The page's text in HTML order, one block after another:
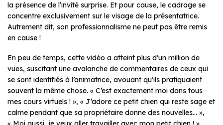
la présence de l’invité surprise. Et pour cause, le cadrage se
concentre exclusivement sur le visage de la présentatrice.
Autrement dit, son professionnalisme ne peut pas être remis
en cause !
En peu de temps, cette vidéo a atteint plus d’un million de
vues, suscitant une avalanche de commentaires de ceux qui
se sont identifiés à l’animatrice, avouant qu’ils pratiquaient
souvent la même chose. « C’est exactement moi dans tous
mes cours virtuels ! », « J’adore ce petit chien qui reste sage et
calme pendant que sa propriétaire donne des nouvelles… »,